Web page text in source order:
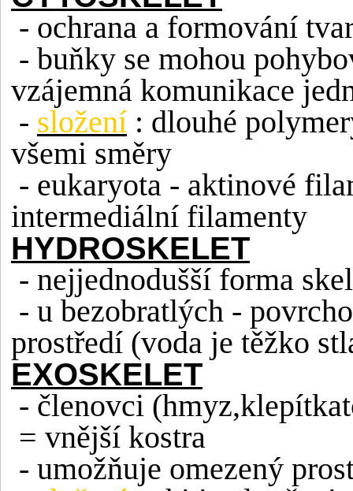
- ochrana a formování
- buňky se mohou
vzájemná komunikace
- složení : dlouhé
všemi směry
- eukaryota - aktinové
intermediální filamenty
HYDROSKELET
- nejjednodušší forma
- u bezobratlých -
prostředí (voda je těžko
EXOSKELET
- členovci
= vnější kostra
- umožňuje omezený